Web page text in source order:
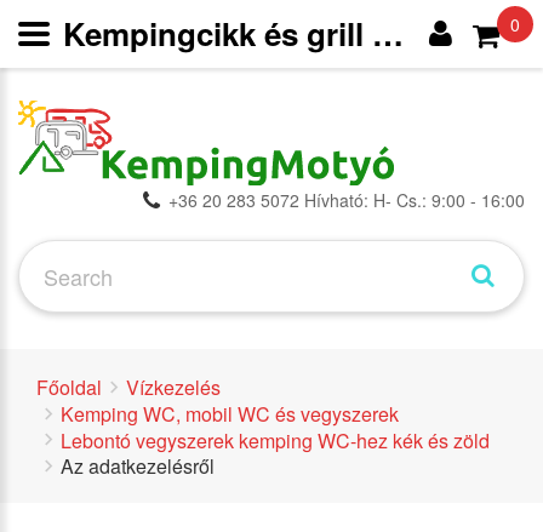
+36 20 283 5072 Hívható: H- Cs.: 9:00 - 16:00
0
Főoldal
Vízkezelés
Kemping WC, mobil WC és vegyszerek
Lebontó vegyszerek kemping WC-hez kék és zöld
Az adatkezelésről
Kempingcikk és grill webáruház